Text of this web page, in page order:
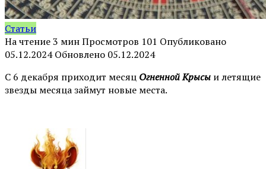
Статьи
На чтение3 минПросмотров 101 Опубликовано
05.12.2024 Обновлено 05.12.2024
С 6 декабря приходит месяц Огненной Крысы и летящие
звезды месяца займут новые места.